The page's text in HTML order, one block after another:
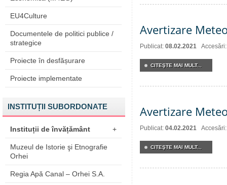
EU4Culture
Documentele de politici publice /
strategice
Proiecte în desfășurare
Proiecte implementate
INSTITUȚII SUBORDONATE
Instituții de învățământ +
Muzeul de Istorie şi Etnografie
Orhei
Regia Apă Canal – Orhei S.A.
Avertizare
Publicat: 08.02.2021
CITEŞTE MAI MULT...
Avertizare
Publicat: 04.02.2021
CITEŞTE MAI MULT...